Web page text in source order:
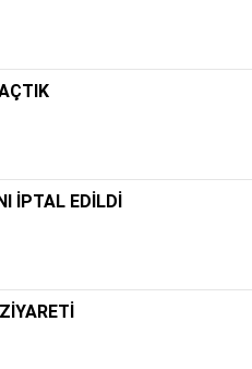
İPTAL EDİLDİ